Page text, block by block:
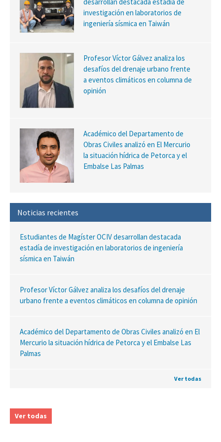
investigación en laboratorios de
ingeniería sísmica en Taiwán
Profesor Víctor Gálvez analiza los
desafíos del drenaje urbano frente
a eventos climáticos en columna de
opinión
Académico del Departamento de
Obras Civiles analizó en El Mercurio
la situación hídrica de Petorca y el
Embalse Las Palmas
Noticias recientes
Estudiantes de Magíster OCIV desarrollan destacada
estadía de investigación en laboratorios de ingeniería
sísmica en Taiwán
Profesor Víctor Gálvez analiza los desafíos del drenaje
urbano frente a eventos climáticos en columna de opinión
Académico del Departamento de Obras Civiles analizó en El
Mercurio la situación hídrica de Petorca y el Embalse Las
Palmas
Ver todas
Ver todas